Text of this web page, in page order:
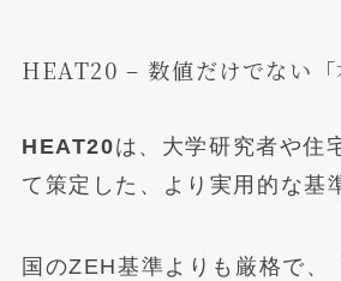
HEAT20 – 数値だけでない「
HEAT20は、大学研究者や住
て策定した、より実用的な基
国のZEH基準よりも厳格で、